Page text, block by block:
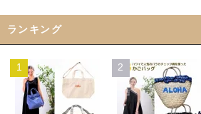
ランキング
1 2